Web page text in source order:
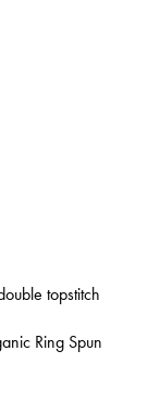
topstitch
Ring Spun